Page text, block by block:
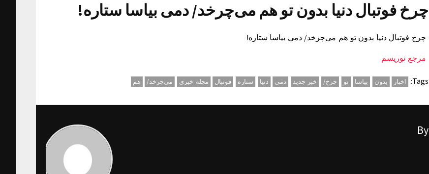
چرخ فوتبال دنیا بدون تو هم می‌چرخد/ دمی بیاسا ستاره!
چرخ فوتبال دنیا بدون تو هم می‌چرخد/ دمی بیاسا ستاره!
مرجع توریسم
Tags: اخبار بدون بیاسا تو چرخ/ خبر جدید دمی دنیا ستاره فوتبال مجله خبری می‌چرخد/ هم
By